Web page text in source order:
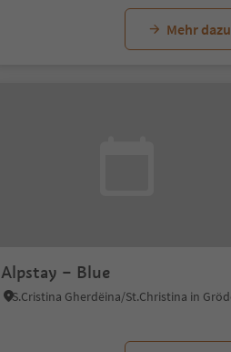
Mehr dazu
Alpstay – Blue